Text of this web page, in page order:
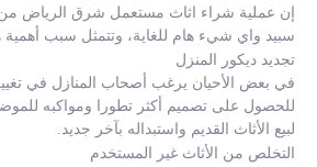
إن عملية شراء اثاث مستعمل شرق الرياض من
سبيد واي شيء هام للغاية، وتتمثل سبب أهمية
تجديد ديكور المنزل
في بعض الأحيان يرغب أصحاب المنازل في
للحصول على تصميم أكثر تطورا ومواكبه
لبيع الأثاث القديم واستبداله بآخر جديد.
التخلص من الأثاث غير المستخدم